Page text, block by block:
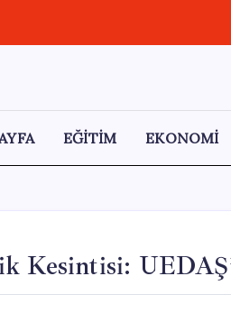
EĞİTİM EKONOMİ
Kesintisi: